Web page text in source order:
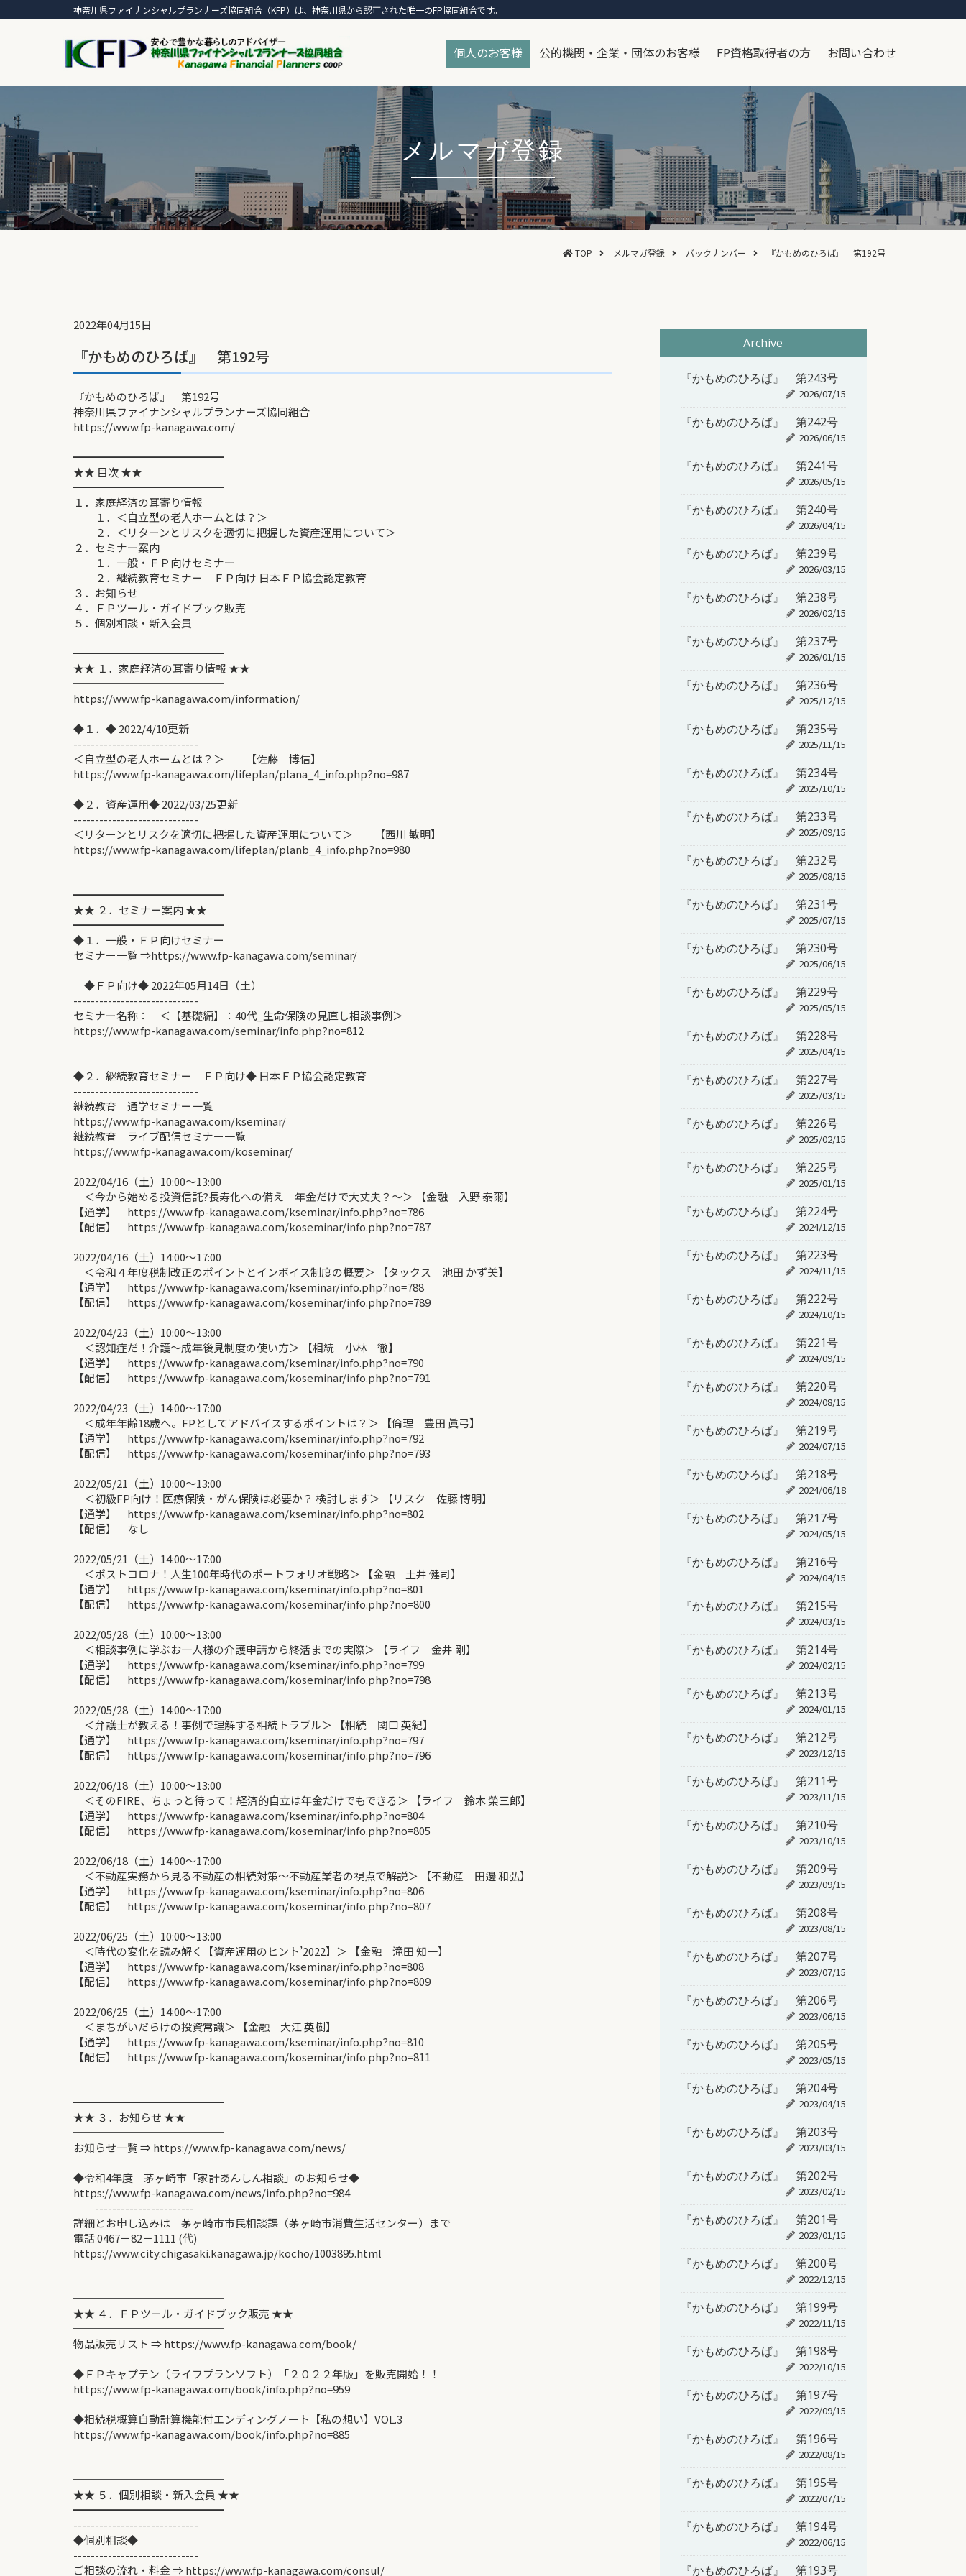
神奈川県ファイナンシャルプランナーズ協同組合（KFP）は、神奈川県から認可された唯一のFP協同組合です。
個人のお客様 公的機関・企業・団体のお客様 FP資格取得者の方 お問い合わせ
メルマガ登録
TOP メルマガ登録 バックナンバー 『かもめのひろば』 第192号
2022年04月15日
『かもめのひろば』 第192号
『かもめのひろば』 第192号
神奈川県ファイナンシャルプランナーズ協同組合
https://www.fp-kanagawa.com/
━━━━━━━━━━━━━━
★★ 目次 ★★
━━━━━━━━━━━━━━
１．家庭経済の耳寄り情報
１．＜自立型の老人ホームとは？＞
２．＜リターンとリスクを適切に把握した資産運用について＞
２．セミナー案内
１．一般・ＦＰ向けセミナー
２．継続教育セミナー ＦＰ向け 日本ＦＰ協会認定教育
３．お知らせ
４．ＦＰツール・ガイドブック販売
５．個別相談・新入会員
━━━━━━━━━━━━━━
★★ １．家庭経済の耳寄り情報 ★★
━━━━━━━━━━━━━━
https://www.fp-kanagawa.com/information/
◆１．◆ 2022/4/10更新
-----------------------------
＜自立型の老人ホームとは？＞ 【佐藤 博信】
https://www.fp-kanagawa.com/lifeplan/plana_4_info.php?no=987
◆２．資産運用◆ 2022/03/25更新
-----------------------------
＜リターンとリスクを適切に把握した資産運用について＞ 【西川 敏明】
https://www.fp-kanagawa.com/lifeplan/planb_4_info.php?no=980
━━━━━━━━━━━━━━
★★ ２．セミナー案内 ★★
━━━━━━━━━━━━━━
◆１．一般・ＦＰ向けセミナー
セミナー一覧 ⇒https://www.fp-kanagawa.com/seminar/
◆ＦＰ向け◆ 2022年05月14日（土）
-----------------------------
セミナー名称： ＜【基礎編】：40代_生命保険の見直し相談事例＞
https://www.fp-kanagawa.com/seminar/info.php?no=812
◆２．継続教育セミナー ＦＰ向け◆ 日本ＦＰ協会認定教育
-----------------------------
継続教育 通学セミナー一覧
https://www.fp-kanagawa.com/kseminar/
継続教育 ライブ配信セミナー一覧
https://www.fp-kanagawa.com/koseminar/
2022/04/16（土）10:00～13:00
＜今から始める投資信託?長寿化への備え 年金だけで大丈夫？～＞ 【金融 入野 泰爾】
【通学】 https://www.fp-kanagawa.com/kseminar/info.php?no=786
【配信】 https://www.fp-kanagawa.com/koseminar/info.php?no=787
2022/04/16（土）14:00～17:00
＜令和４年度税制改正のポイントとインボイス制度の概要＞ 【タックス 池田 かず美】
【通学】 https://www.fp-kanagawa.com/kseminar/info.php?no=788
【配信】 https://www.fp-kanagawa.com/koseminar/info.php?no=789
2022/04/23（土）10:00～13:00
＜認知症だ！介護～成年後見制度の使い方＞ 【相続 小林 徹】
【通学】 https://www.fp-kanagawa.com/kseminar/info.php?no=790
【配信】 https://www.fp-kanagawa.com/koseminar/info.php?no=791
2022/04/23（土）14:00～17:00
＜成年年齢18歳へ。FPとしてアドバイスするポイントは？＞ 【倫理 豊田 眞弓】
【通学】 https://www.fp-kanagawa.com/kseminar/info.php?no=792
【配信】 https://www.fp-kanagawa.com/koseminar/info.php?no=793
2022/05/21（土）10:00～13:00
＜初級FP向け！医療保険・がん保険は必要か？ 検討します＞ 【リスク 佐藤 博明】
【通学】 https://www.fp-kanagawa.com/kseminar/info.php?no=802
【配信】 なし
2022/05/21（土）14:00～17:00
＜ポストコロナ！人生100年時代のポートフォリオ戦略＞ 【金融 土井 健司】
【通学】 https://www.fp-kanagawa.com/kseminar/info.php?no=801
【配信】 https://www.fp-kanagawa.com/koseminar/info.php?no=800
2022/05/28（土）10:00～13:00
＜相談事例に学ぶお一人様の介護申請から終活までの実際＞ 【ライフ 金井 剛】
【通学】 https://www.fp-kanagawa.com/kseminar/info.php?no=799
【配信】 https://www.fp-kanagawa.com/koseminar/info.php?no=798
2022/05/28（土）14:00～17:00
＜弁護士が教える！事例で理解する相続トラブル＞ 【相続 関口 英紀】
【通学】 https://www.fp-kanagawa.com/kseminar/info.php?no=797
【配信】 https://www.fp-kanagawa.com/koseminar/info.php?no=796
2022/06/18（土）10:00～13:00
＜そのFIRE、ちょっと待って！経済的自立は年金だけでもできる＞ 【ライフ 鈴木 榮三郎】
【通学】 https://www.fp-kanagawa.com/kseminar/info.php?no=804
【配信】 https://www.fp-kanagawa.com/koseminar/info.php?no=805
2022/06/18（土）14:00～17:00
＜不動産実務から見る不動産の相続対策～不動産業者の視点で解説＞ 【不動産 田邊 和弘】
【通学】 https://www.fp-kanagawa.com/kseminar/info.php?no=806
【配信】 https://www.fp-kanagawa.com/koseminar/info.php?no=807
2022/06/25（土）10:00～13:00
＜時代の変化を読み解く【資産運用のヒント’2022】＞ 【金融 滝田 知一】
【通学】 https://www.fp-kanagawa.com/kseminar/info.php?no=808
【配信】 https://www.fp-kanagawa.com/koseminar/info.php?no=809
2022/06/25（土）14:00～17:00
＜まちがいだらけの投資常識＞ 【金融 大江 英樹】
【通学】 https://www.fp-kanagawa.com/kseminar/info.php?no=810
【配信】 https://www.fp-kanagawa.com/koseminar/info.php?no=811
━━━━━━━━━━━━━━
★★ ３．お知らせ ★★
━━━━━━━━━━━━━━
お知らせ一覧 ⇒ https://www.fp-kanagawa.com/news/
◆令和4年度 茅ヶ崎市「家計あんしん相談」のお知らせ◆
https://www.fp-kanagawa.com/news/info.php?no=984
-----------------------
詳細とお申し込みは 茅ヶ崎市市民相談課（茅ヶ崎市消費生活センター）まで
電話 0467－82－1111 (代)
https://www.city.chigasaki.kanagawa.jp/kocho/1003895.html
━━━━━━━━━━━━━━
★★ ４．ＦＰツール・ガイドブック販売 ★★
━━━━━━━━━━━━━━
物品販売リスト ⇒ https://www.fp-kanagawa.com/book/
◆ＦＰキャプテン（ライフプランソフト）「２０２２年版」を販売開始！！
https://www.fp-kanagawa.com/book/info.php?no=959
◆相続税概算自動計算機能付エンディングノート【私の想い】VOL.3
https://www.fp-kanagawa.com/book/info.php?no=885
━━━━━━━━━━━━━━
★★ ５．個別相談・新入会員 ★★
━━━━━━━━━━━━━━
-----------------------------
◆個別相談◆
-----------------------------
ご相談の流れ・料金 ⇒ https://www.fp-kanagawa.com/consul/
Archive
『かもめのひろば』 第243号
2026/07/15
『かもめのひろば』 第242号
2026/06/15
『かもめのひろば』 第241号
2026/05/15
『かもめのひろば』 第240号
2026/04/15
『かもめのひろば』 第239号
2026/03/15
『かもめのひろば』 第238号
2026/02/15
『かもめのひろば』 第237号
2026/01/15
『かもめのひろば』 第236号
2025/12/15
『かもめのひろば』 第235号
2025/11/15
『かもめのひろば』 第234号
2025/10/15
『かもめのひろば』 第233号
2025/09/15
『かもめのひろば』 第232号
2025/08/15
『かもめのひろば』 第231号
2025/07/15
『かもめのひろば』 第230号
2025/06/15
『かもめのひろば』 第229号
2025/05/15
『かもめのひろば』 第228号
2025/04/15
『かもめのひろば』 第227号
2025/03/15
『かもめのひろば』 第226号
2025/02/15
『かもめのひろば』 第225号
2025/01/15
『かもめのひろば』 第224号
2024/12/15
『かもめのひろば』 第223号
2024/11/15
『かもめのひろば』 第222号
2024/10/15
『かもめのひろば』 第221号
2024/09/15
『かもめのひろば』 第220号
2024/08/15
『かもめのひろば』 第219号
2024/07/15
『かもめのひろば』 第218号
2024/06/18
『かもめのひろば』 第217号
2024/05/15
『かもめのひろば』 第216号
2024/04/15
『かもめのひろば』 第215号
2024/03/15
『かもめのひろば』 第214号
2024/02/15
『かもめのひろば』 第213号
2024/01/15
『かもめのひろば』 第212号
2023/12/15
『かもめのひろば』 第211号
2023/11/15
『かもめのひろば』 第210号
2023/10/15
『かもめのひろば』 第209号
2023/09/15
『かもめのひろば』 第208号
2023/08/15
『かもめのひろば』 第207号
2023/07/15
『かもめのひろば』 第206号
2023/06/15
『かもめのひろば』 第205号
2023/05/15
『かもめのひろば』 第204号
2023/04/15
『かもめのひろば』 第203号
2023/03/15
『かもめのひろば』 第202号
2023/02/15
『かもめのひろば』 第201号
2023/01/15
『かもめのひろば』 第200号
2022/12/15
『かもめのひろば』 第199号
2022/11/15
『かもめのひろば』 第198号
2022/10/15
『かもめのひろば』 第197号
2022/09/15
『かもめのひろば』 第196号
2022/08/15
『かもめのひろば』 第195号
2022/07/15
『かもめのひろば』 第194号
2022/06/15
『かもめのひろば』 第193号